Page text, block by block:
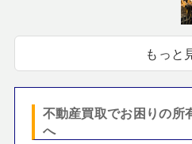
もっと
不動産買取でお困りの
へ